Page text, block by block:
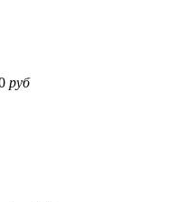
руб